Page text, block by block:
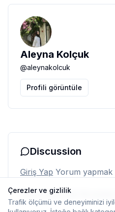
Aleyna Kolçuk
@aleynakolcuk
Profili görüntüle
Discussion
Giriş Yap Yorum yapmak
Henüz yorum yok. İlk yorumu
Çerezler ve gizlilik
Trafik ölçümü ve deneyiminizi